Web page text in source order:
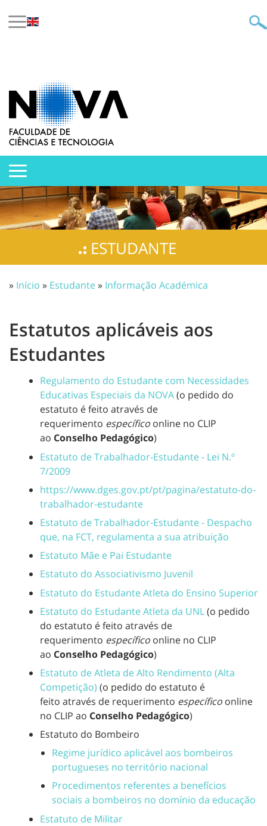
ESTUDANTE
» Início » Estudante» Informação Académica
Estatutos aplicáveis aos
Estudantes
Regulamento do Estudante com Necessidades
Educativas Especiais da NOVA(o pedido do
estatuto é feito através de
requerimento específico online no CLIP
ao Conselho Pedagógico)
Estatuto de Trabalhador-Estudante - Lei N.º
7/2009
https://www.dges.gov.pt/pt/pagina/estatuto-do-
trabalhador-estudante
Estatuto de Trabalhador-Estudante - Despacho
que, na FCT, regulamenta a sua atribuição
Estatuto Mãe e Pai Estudante
Estatuto do Associativismo Juvenil
Estatuto do Estudante Atleta do Ensino Superior
Estatuto do Estudante Atleta da UNL(o pedido
do estatuto é feito através de
requerimento específico online no CLIP
ao Conselho Pedagógico)
Estatuto de Atleta de Alto Rendimento (Alta
Competição) (o pedido do estatuto é
feito através de requerimento específico online
no CLIP ao Conselho Pedagógico)
Estatuto do Bombeiro
Regime jurídico aplicável aos bombeiros
portugueses no território nacional
Procedimentos referentes a benefícios
sociais a bombeiros no domínio da educação
Estatuto de Militar